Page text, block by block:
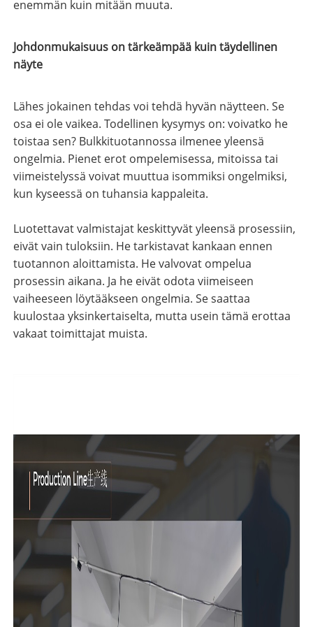
enemmän kuin mitään muuta.
Johdonmukaisuus on tärkeämpää kuin täydellinen
näyte
Lähes jokainen tehdas voi tehdä hyvän näytteen. Se
osa ei ole vaikea. Todellinen kysymys on: voivatko he
toistaa sen? Bulkkituotannossa ilmenee yleensä
ongelmia. Pienet erot ompelemisessa, mitoissa tai
viimeistelyssä voivat muuttua isommiksi ongelmiksi,
kun kyseessä on tuhansia kappaleita.
Luotettavat valmistajat keskittyvät yleensä prosessiin,
eivät vain tuloksiin. He tarkistavat kankaan ennen
tuotannon aloittamista. He valvovat ompelua
prosessin aikana. Ja he eivät odota viimeiseen
vaiheeseen löytääkseen ongelmia. Se saattaa
kuulostaa yksinkertaiselta, mutta usein tämä erottaa
vakaat toimittajat muista.